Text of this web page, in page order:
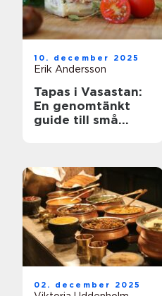
10. december 2025
Erik Andersson
Tapas i Vasastan:
En genomtänkt
guide till små
02. december 2025